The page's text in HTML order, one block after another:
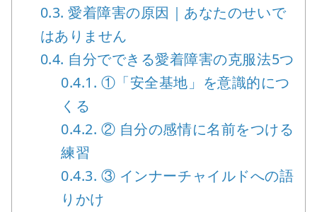
0.3. 愛着障害の原因｜あなたのせいで
はありません
0.4. 自分でできる愛着障害の克服法5つ
0.4.1. ①「安全基地」を意識的につ
くる
0.4.2. ② 自分の感情に名前をつける
練習
0.4.3. ③ インナーチャイルドへの語
りかけ